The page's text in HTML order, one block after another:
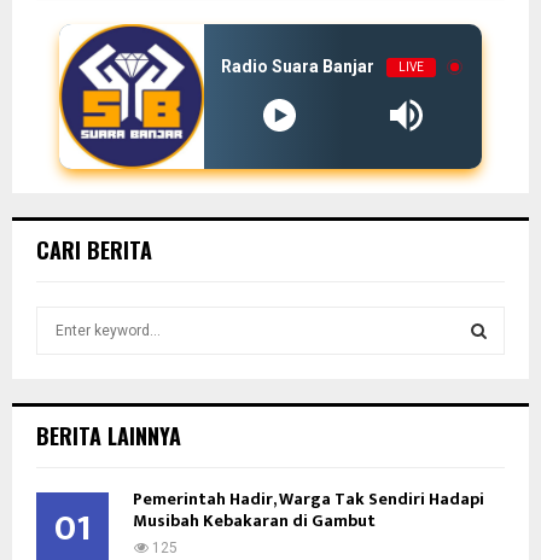
Radio Suara Banjar LIVE
CARI BERITA
h
o
BERITA LAINNYA
01 Pemerintah Hadir, Warga Tak Sendiri Hadapi
Musibah Kebakaran di Gambut
125